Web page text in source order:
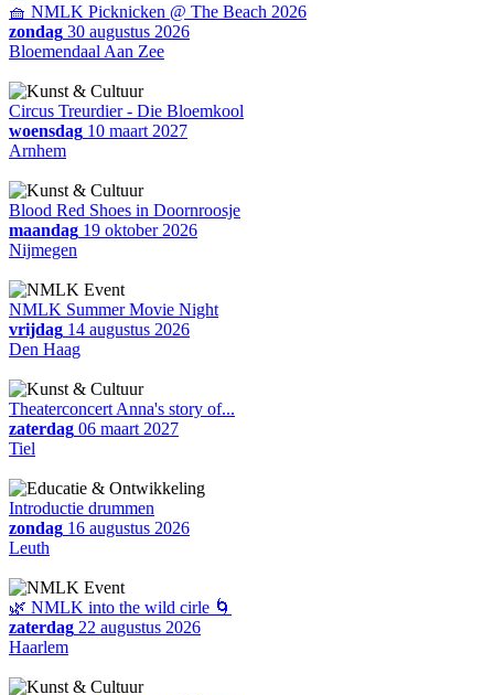
🧺 NMLK Picknicken @ The Beach 2026
zondag 30 augustus 2026
Bloemendaal Aan Zee
Circus Treurdier - Die Bloemkool
woensdag 10 maart 2027
Arnhem
Blood Red Shoes in Doornroosje
maandag 19 oktober 2026
Nijmegen
NMLK Summer Movie Night
vrijdag 14 augustus 2026
Den Haag
Theaterconcert Anna's story of...
zaterdag 06 maart 2027
Tiel
Introductie drummen
zondag 16 augustus 2026
Leuth
🌿 NMLK into the wild cirle 🌀
zaterdag 22 augustus 2026
Haarlem